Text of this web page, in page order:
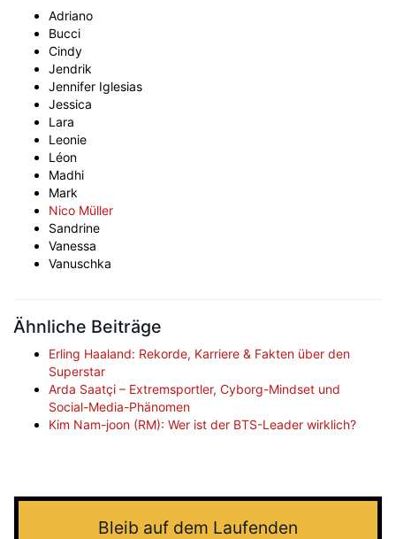
Adriano
Bucci
Cindy
Jendrik
Jennifer Iglesias
Jessica
Lara
Leonie
Léon
Madhi
Mark
Nico Müller
Sandrine
Vanessa
Vanuschka
Ähnliche Beiträge
Erling Haaland: Rekorde, Karriere & Fakten über den
Superstar
Arda Saatçi – Extremsportler, Cyborg-Mindset und
Social-Media-Phänomen
Kim Nam-joon (RM): Wer ist der BTS-Leader wirklich?
Bleib auf dem Laufenden